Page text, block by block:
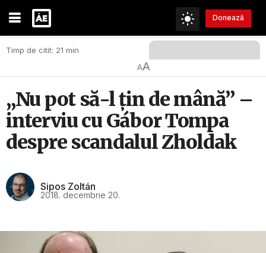
Donează
Timp de citit: 21 min
AA
„Nu pot să-l țin de mână” –
interviu cu Gábor Tompa
despre scandalul Zholdak
Sipos Zoltán
2018. decembrie 20.